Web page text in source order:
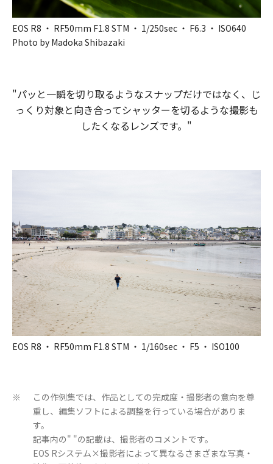
EOS R8 ・ RF50mm F1.8 STM ・ 1/250sec ・ F6.3 ・ ISO640
Photo by Madoka Shibazaki
"パッと一瞬を切り取るようなスナップだけではなく、じ
っくり対象と向き合ってシャッターを切るような撮影も
したくなるレンズです。"
EOS R8 ・ RF50mm F1.8 STM ・ 1/160sec ・ F5 ・ ISO100
※
この作例集では、作品としての完成度・撮影者の意向を尊
重し、編集ソフトによる調整を行っている場合がありま
す。
記事内の" "の記載は、撮影者のコメントです。
EOS Rシステム×撮影者によって異なるさまざまな写真・